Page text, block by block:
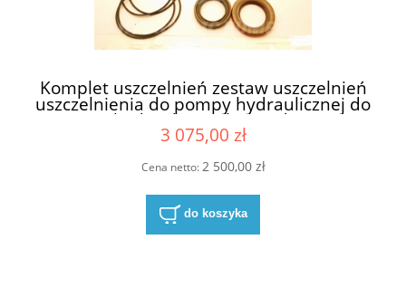
Komplet uszczelnień zestaw uszczelnień
uszczelnienia do pompy hydraulicznej do
pomp hydraulicznych David Brown
Hydreco X1A504650335033/124003/1C
trzysekcyjnych do pompy trzysekcyjnej
3 075,00 zł
Cena netto:2 500,00 zł
do koszyka